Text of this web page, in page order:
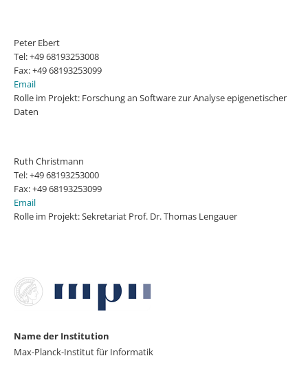
Peter Ebert
Tel: +49 68193253008
Fax: +49 68193253099
Email
Rolle im Projekt: Forschung an Software zur Analyse epigenetischer
Daten
Ruth Christmann
Tel: +49 68193253000
Fax: +49 68193253099
Email
Rolle im Projekt: Sekretariat Prof. Dr. Thomas Lengauer
Name der Institution
Max-Planck-Institut für Informatik